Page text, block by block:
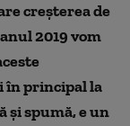
creșterea de
2019 vom
în principal la
și spumă, e un